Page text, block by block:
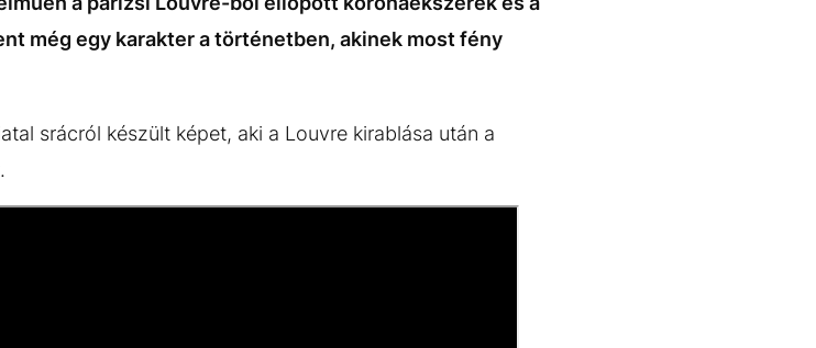
még egy karakter a történetben, akinek most fény
srácról készült képet, aki a Louvre kirablása után a